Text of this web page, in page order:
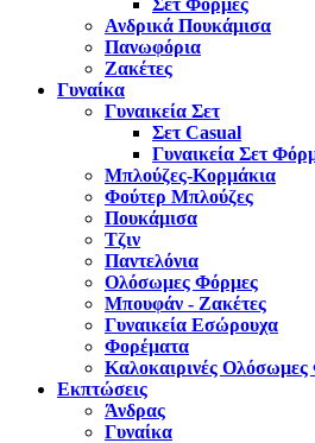
Σετ Φόρμες
Ανδρικά Πουκάμισα
Πανωφόρια
Ζακέτες
Γυναίκα
Γυναικεία Σετ
Σετ Casual
Γυναικεία Σετ
Μπλούζες-Κορμάκια
Φούτερ Μπλούζες
Πουκάμισα
Τζιν
Παντελόνια
Ολόσωμες Φόρμες
Μπουφάν - Ζακέτες
Γυναικεία Εσώρουχα
Φορέματα
Καλοκαιρινές Ολόσωμες
Εκπτώσεις
Άνδρας
Γυναίκα